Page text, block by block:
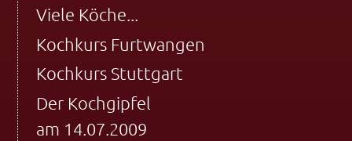
Viele Köche...
Kochkurs Furtwangen
Kochkurs Stuttgart
Der Kochgipfel
am 14.07.2009